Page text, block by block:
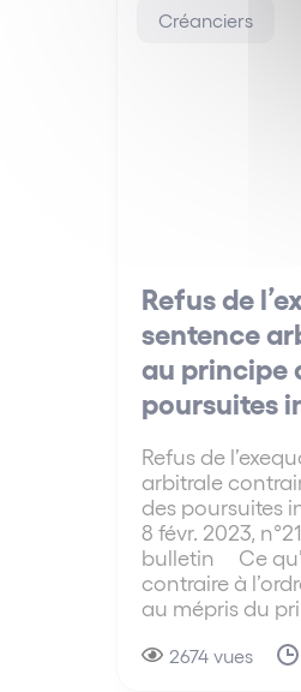
Créanciers
Refus de
sentence
au principe
poursuites
Refus de
arbitrale
des poursuites
8 févr. 2023,
bulletin Ce
contraire à
au mépris du
2674 vues